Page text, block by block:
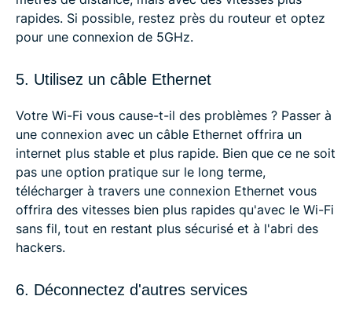
rapides. Si possible, restez près du routeur et optez
pour une connexion de 5GHz.
5. Utilisez un câble Ethernet
Votre Wi-Fi vous cause-t-il des problèmes ? Passer à
une connexion avec un câble Ethernet offrira un
internet plus stable et plus rapide. Bien que ce ne soit
pas une option pratique sur le long terme,
télécharger à travers une connexion Ethernet vous
offrira des vitesses bien plus rapides qu'avec le Wi-Fi
sans fil, tout en restant plus sécurisé et à l'abri des
hackers.
6. Déconnectez d'autres services